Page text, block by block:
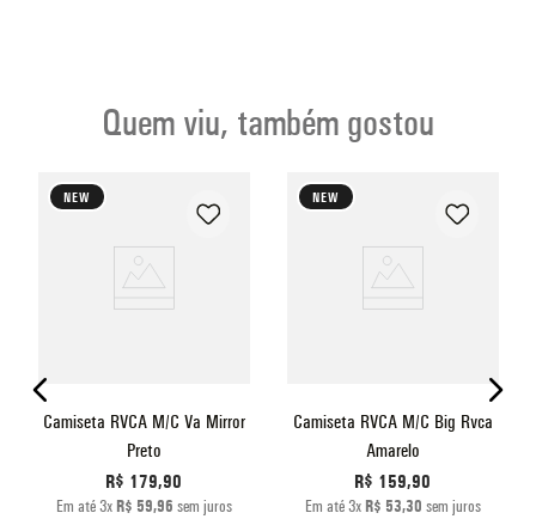
Quem viu, também gostou
NEW
Camiseta RVCA M/C Va Mirror
Preto
R$ 179,90
Em até3x R$ 59,96 sem juros
NEW
Camiseta RVCA M/C Big Rvca
Amarelo
R$ 159,90
Em até3x R$ 53,30 sem juros